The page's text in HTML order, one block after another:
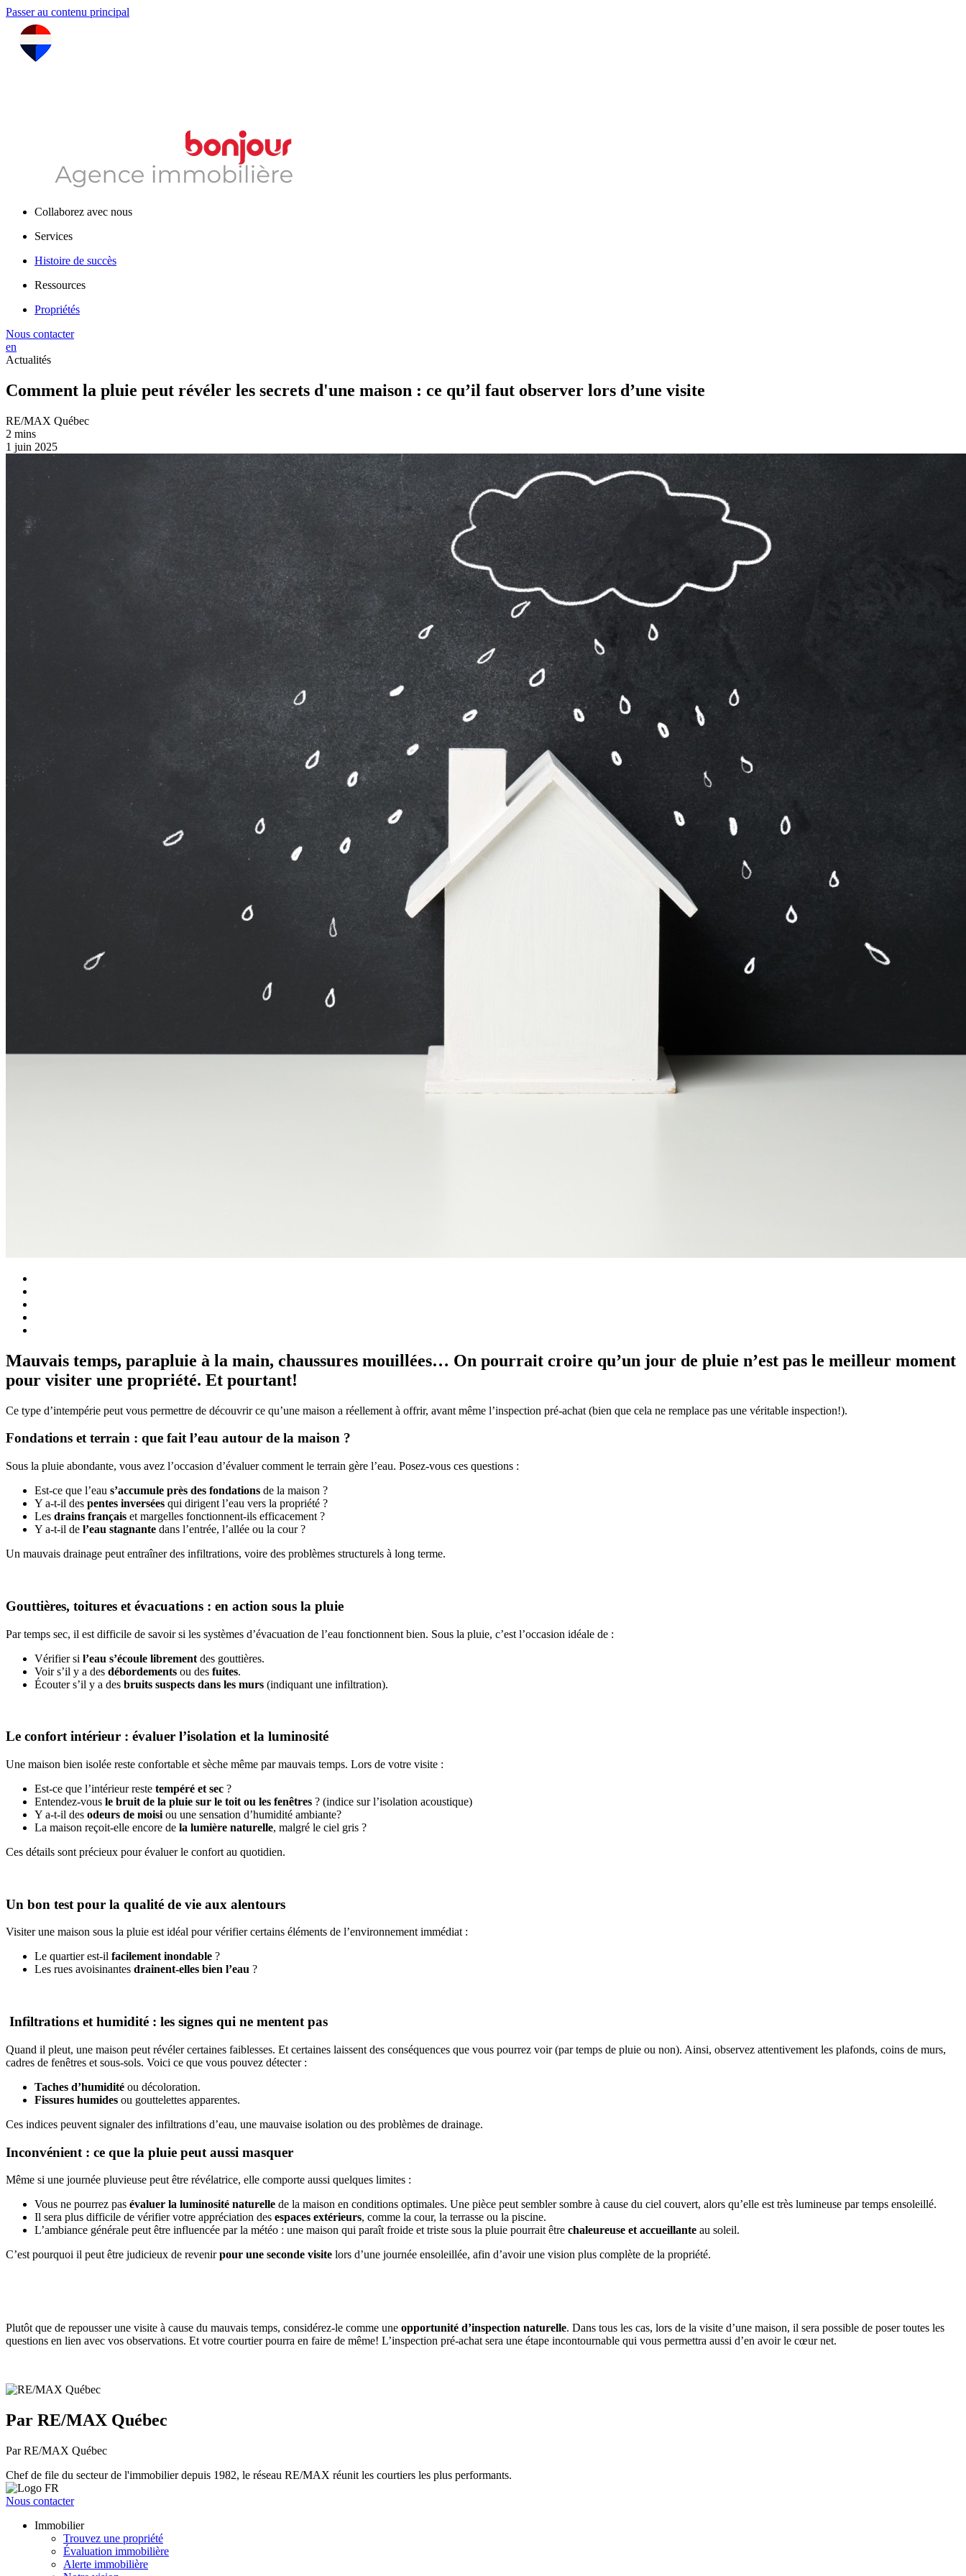
Passer au contenu principal
Collaborez avec nous
Services
Histoire de succès
Ressources
Propriétés
Nous contacter
en
Actualités
Comment la pluie peut révéler les secrets d'une maison : ce qu’il faut observer lors d’une visite
RE/MAX Québec
2 mins
1 juin 2025
Mauvais temps, parapluie à la main, chaussures mouillées… On pourrait croire qu’un jour de pluie n’est pas le meilleur moment
pour visiter une propriété. Et pourtant!
Ce type d’intempérie peut vous permettre de découvrir ce qu’une maison a réellement à offrir, avant même l’inspection pré-achat (bien que cela ne remplace pas une véritable inspection!).
Fondations et terrain : que fait l’eau autour de la maison ?
Sous la pluie abondante, vous avez l’occasion d’évaluer comment le terrain gère l’eau. Posez-vous ces questions :
Est-ce que l’eau s’accumule près des fondations de la maison ?
Y a-t-il des pentes inversées qui dirigent l’eau vers la propriété ?
Les drains français et margelles fonctionnent-ils efficacement ?
Y a-t-il de l’eau stagnante dans l’entrée, l’allée ou la cour ?
Un mauvais drainage peut entraîner des infiltrations, voire des problèmes structurels à long terme.
Gouttières, toitures et évacuations : en action sous la pluie
Par temps sec, il est difficile de savoir si les systèmes d’évacuation de l’eau fonctionnent bien. Sous la pluie, c’est l’occasion idéale de :
Vérifier si l’eau s’écoule librement des gouttières.
Voir s’il y a des débordements ou des fuites.
Écouter s’il y a des bruits suspects dans les murs (indiquant une infiltration).
Le confort intérieur : évaluer l’isolation et la luminosité
Une maison bien isolée reste confortable et sèche même par mauvais temps. Lors de votre visite :
Est-ce que l’intérieur reste tempéré et sec ?
Entendez-vous le bruit de la pluie sur le toit ou les fenêtres ? (indice sur l’isolation acoustique)
Y a-t-il des odeurs de moisi ou une sensation d’humidité ambiante?
La maison reçoit-elle encore de la lumière naturelle, malgré le ciel gris ?
Ces détails sont précieux pour évaluer le confort au quotidien.
Un bon test pour la qualité de vie aux alentours
Visiter une maison sous la pluie est idéal pour vérifier certains éléments de l’environnement immédiat :
Le quartier est-il facilement inondable ?
Les rues avoisinantes drainent-elles bien l’eau ?
Infiltrations et humidité : les signes qui ne mentent pas
Quand il pleut, une maison peut révéler certaines faiblesses. Et certaines laissent des conséquences que vous pourrez voir (par temps de pluie ou non). Ainsi, observez attentivement les plafonds, coins de murs,
cadres de fenêtres et sous-sols. Voici ce que vous pouvez détecter :
Taches d’humidité ou décoloration.
Fissures humides ou gouttelettes apparentes.
Ces indices peuvent signaler des infiltrations d’eau, une mauvaise isolation ou des problèmes de drainage.
Inconvénient : ce que la pluie peut aussi masquer
Même si une journée pluvieuse peut être révélatrice, elle comporte aussi quelques limites :
Vous ne pourrez pas évaluer la luminosité naturelle de la maison en conditions optimales. Une pièce peut sembler sombre à cause du ciel couvert, alors qu’elle est très lumineuse par temps ensoleillé.
Il sera plus difficile de vérifier votre appréciation des espaces extérieurs, comme la cour, la terrasse ou la piscine.
L’ambiance générale peut être influencée par la météo : une maison qui paraît froide et triste sous la pluie pourrait être chaleureuse et accueillante au soleil.
C’est pourquoi il peut être judicieux de revenirpour une seconde visite lors d’une journée ensoleillée, afin d’avoir une vision plus complète de la propriété.
Plutôt que de repousser une visite à cause du mauvais temps, considérez-le comme une opportunité d’inspection naturelle. Dans tous les cas, lors de la visite d’une maison, il sera possible de poser toutes les
questions en lien avec vos observations. Et votre courtier pourra en faire de même! L’inspection pré-achat sera une étape incontournable qui vous permettra aussi d’en avoir le cœur net.
Par RE/MAX Québec
Par RE/MAX Québec
Chef de file du secteur de l'immobilier depuis 1982, le réseau RE/MAX réunit les courtiers les plus performants.
Nous contacter
Immobilier
Trouvez une propriété
Évaluation immobilière
Alerte immobilière